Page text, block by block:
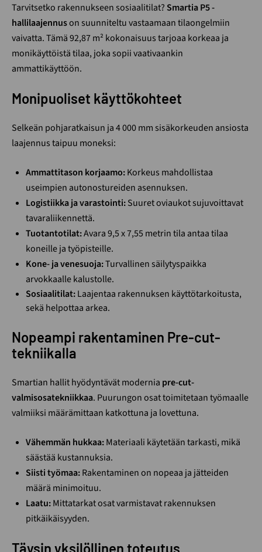
Tarvitsetko rakennukseen sosiaalitilat? Smartia P5 -
hallilaajennuson suunniteltu vastaamaan tilaongelmiin
vaivatta. Tämä 92,87 m² kokonaisuus tarjoaa korkeaa ja
monikäyttöistä tilaa, joka sopii vaativaankin
ammattikäyttöön.
Monipuoliset käyttökohteet
Selkeän pohjaratkaisun ja 4 000 mm sisäkorkeuden ansiosta
laajennus taipuu moneksi:
Ammattitason korjaamo:Korkeus mahdollistaa
useimpien autonostureiden asennuksen.
Logistiikka ja varastointi:Suuret oviaukot sujuvoittavat
tavaraliikennettä.
Tuotantotilat:Avara 9,5 x 7,55 metrin tila antaa tilaa
koneille ja työpisteille.
Kone- ja venesuoja:Turvallinen säilytyspaikka
arvokkaalle kalustolle.
Sosiaalitilat:Laajentaa rakennuksen käyttötarkoitusta,
sekä helpottaa arkea.
Nopeampi rakentaminen Pre-cut-
tekniikalla
Smartian hallit hyödyntävät modernia pre-cut-
valmisosatekniikkaa. Puurungon osat toimitetaan työmaalle
valmiiksi määrämittaan katkottuna ja lovettuna.
Vähemmän hukkaa:Materiaali käytetään tarkasti, mikä
säästää kustannuksia.
Siisti työmaa:Rakentaminen on nopeaa ja jätteiden
määrä minimoituu.
Laatu:Mittatarkat osat varmistavat rakennuksen
pitkäikäisyyden.
Täysin yksilöllinen toteutus